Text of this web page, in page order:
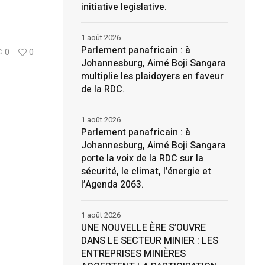
0 0
initiative legislative.
Parlement panafricain : à
Johannesburg, Aimé Boji Sangara
multiplie les plaidoyers en faveur
de la RDC.
1 août 2026
Parlement panafricain : à
Johannesburg, Aimé Boji Sangara
porte la voix de la RDC sur la
sécurité, le climat, l’énergie et
l’Agenda 2063.
1 août 2026
UNE NOUVELLE ÈRE S’OUVRE
DANS LE SECTEUR MINIER : LES
ENTREPRISES MINIÈRES
1 août 2026